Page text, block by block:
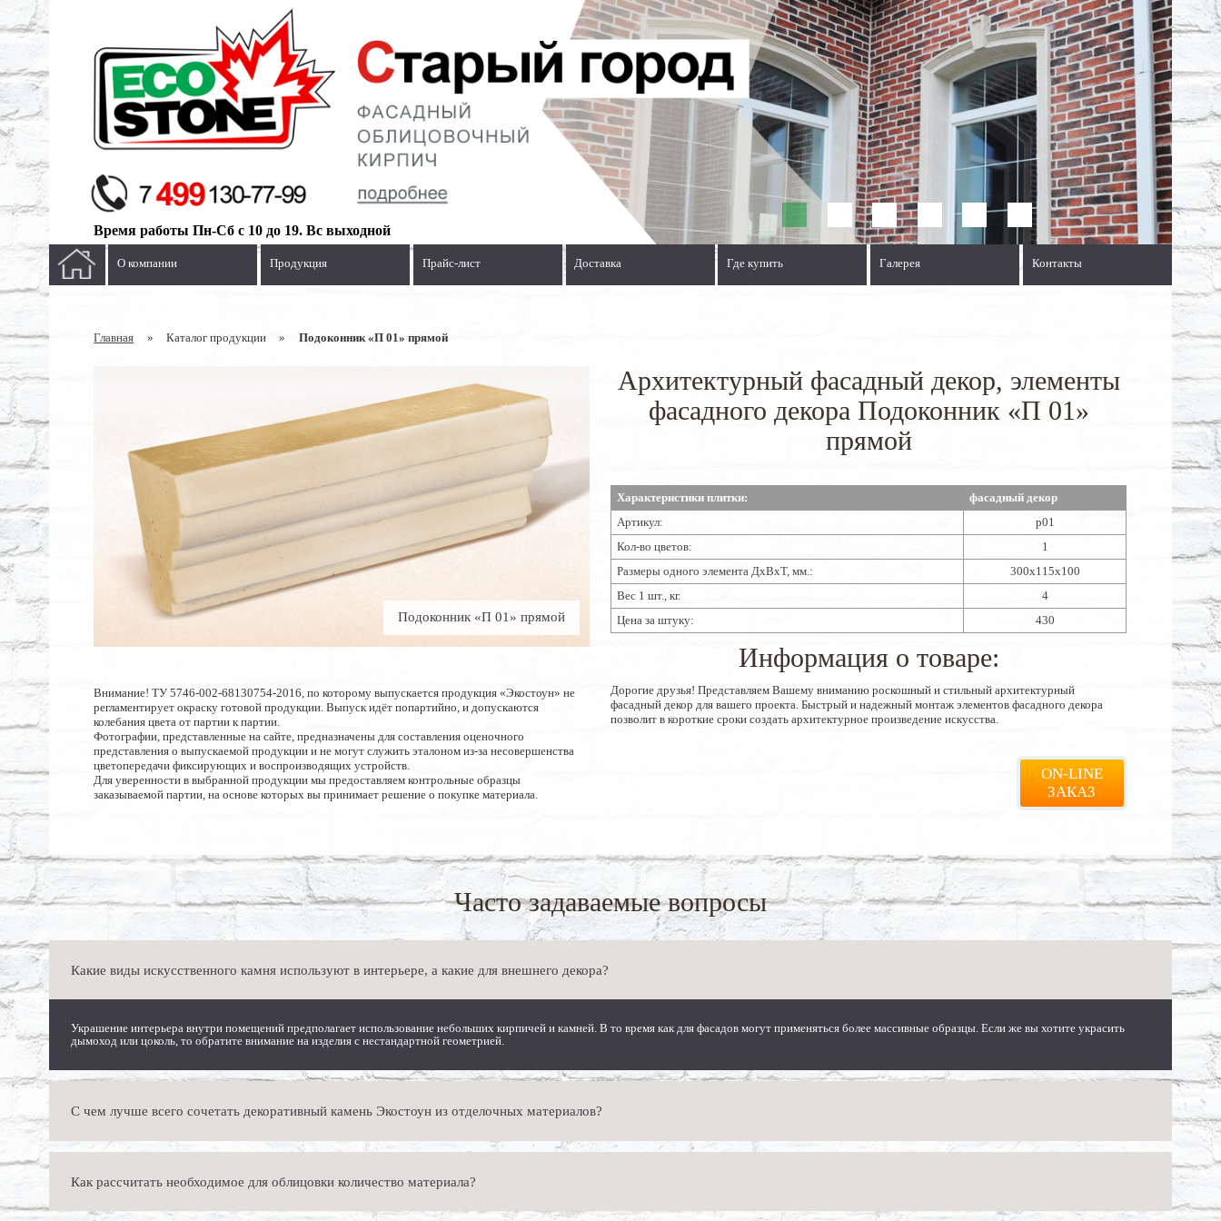
Время работы Пн-Сб с 10 до 19. Вс выходной
О компании Продукция Прайс-лист Доставка Где купить Галерея Контакты
Главная » Каталог продукции » Подоконник «П 01» прямой
Подоконник «П 01» прямой
Внимание! ТУ 5746-002-68130754-2016, по которому выпускается продукция «Экостоун» не
регламентирует окраску готовой продукции. Выпуск идёт попартийно, и допускаются
колебания цвета от партии к партии.
Фотографии, представленные на сайте, предназначены для составления оценочного
представления о выпускаемой продукции и не могут служить эталоном из-за несовершенства
цветопередачи фиксирующих и воспроизводящих устройств.
Для уверенности в выбранной продукции мы предоставляем контрольные образцы
заказываемой партии, на основе которых вы принимает решение о покупке материала.
Архитектурный фасадный декор, элементы
фасадного декора Подоконник «П 01»
прямой
Характеристики плитки:
фасадный декор
Артикул:
p01
Кол-во цветов:
1
Размеры одного элемента ДхВхТ, мм.:
300х115х100
Вес 1 шт., кг.
4
Цена за штуку:
430
Информация о товаре:
Дорогие друзья! Представляем Вашему вниманию роскошный и стильный архитектурный
фасадный декор для вашего проекта. Быстрый и надежный монтаж элементов фасадного декора
позволит в короткие сроки создать архитектурное произведение искусства.
ON-LINE
ЗАКАЗ
Часто задаваемые вопросы
Какие виды искусственного камня используют в интерьере, а какие для внешнего декора?
Украшение интерьера внутри помещений предполагает использование небольших кирпичей и камней. В то время как для фасадов могут применяться более массивные образцы. Если же вы хотите украсить
дымоход или цоколь, то обратите внимание на изделия с нестандартной геометрией.
С чем лучше всего сочетать декоративный камень Экостоун из отделочных материалов?
ничем, кроме вашей фантазии.
Как рассчитать необходимое для облицовки количество материала?